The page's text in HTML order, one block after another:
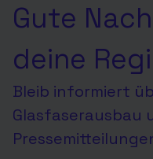
Gute
deine
Bleib informiert
Glasfaserausbau